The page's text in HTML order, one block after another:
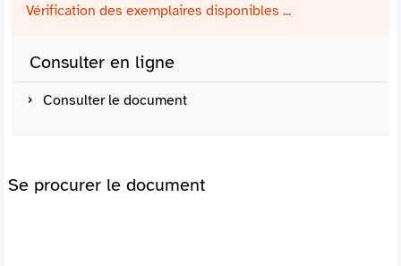
Vérification des exemplaires disponibles ...
Consulter en ligne
Consulter le document
Se procurer le document